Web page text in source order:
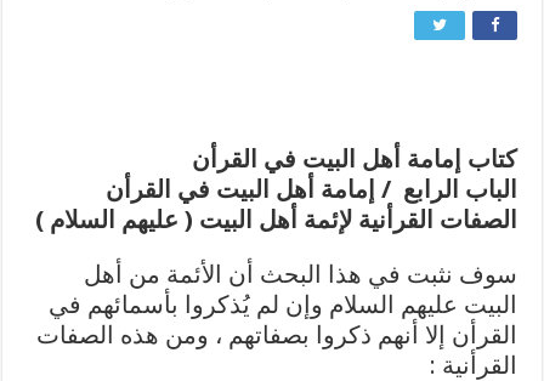
كتاب إمامة أهل البيت في القرأن
الباب الرابع / إمامة أهل البيت في القرأن
الصفات القرأنية لإئمة أهل البيت ( عليهم السلام )
سوف نثبت في هذا البحث أن الأئمة من أهل
البيت عليهم السلام وإن لم يُذكروا بأسمائهم في
القرأن إلا أنهم ذكروا بصفاتهم ، ومن هذه الصفات
القرأنية :